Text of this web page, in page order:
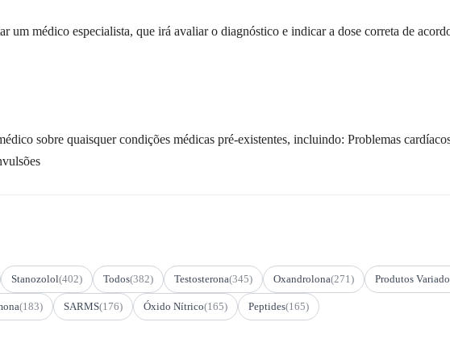
um médico especialista, que irá avaliar o diagnóstico e indicar a dose correta de
sobre quaisquer condições médicas pré-existentes, incluindo: Problemas
Stanozolol(402) Todos(382) Testosterona(345) Oxandrolona(271) Produtos
(183) SARMS(176) Óxido Nítrico(165) Peptides(165)